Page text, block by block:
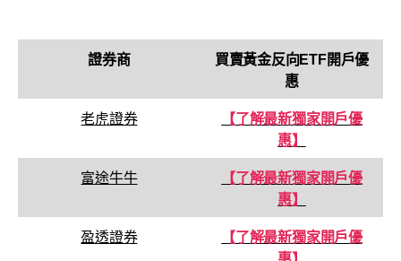
證券商 買賣黃金反向ETF開戶優
惠
老虎證券
【了解最新獨家開戶優
惠】
富途牛牛
【了解最新獨家開戶優
惠】
盈透證券
【了解最新獨家開戶優